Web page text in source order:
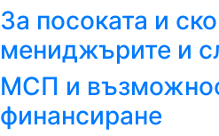
За посоката и
мениджърите и
МСП и
финансиране